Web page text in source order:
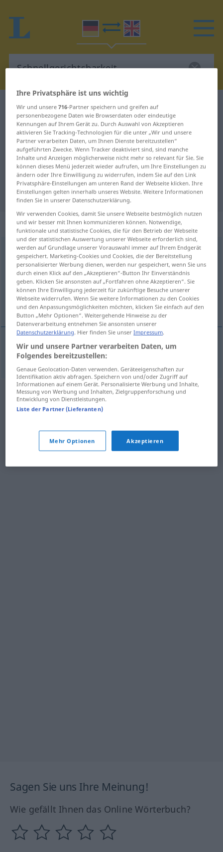
Deutsch-Englisch Wörterbuch
Schnellgerichtsbarkeit
Deutsch-Englisch Übersetzung für
"Schnellgerichtsbarkeit"
"Schnellgerichtsbarkeit" Englisch
Übersetzung
„Schnellgerichtsbarkeit“: Femininum
Schnellgerichtsbarkeitf
Übersicht aller Übersetzungen
(Für mehr Details die Übersetzung anklicken/antippen)
summary jurisdiction
summaryjurisdiction Schnellgerichtsbarkeit
Sagen Sie uns Ihre Meinung!
Wie gefällt Ihnen das Online Wörterbuch?
Ihre Privatsphäre ist uns wichtig
Wir und unsere716-Partner speichern und greifen auf
personenbezogene Daten wie Browserdaten oder eindeutige
Kennungen auf Ihrem Gerät zu. Durch Auswahl von Akzeptieren
aktivieren Sie Tracking-Technologien für die unter „Wir und unsere
Partner verarbeiten Daten, um Ihnen Dienste bereitzustellen“
aufgeführten Zwecke. Wenn Tracker deaktiviert sind, sind manche
Inhalte und Anzeigen möglicherweise nicht mehr so relevant für Sie. Sie
können dieses Menü jederzeit wieder aufrufen, um Ihre Einstellungen zu
ändern oder Ihre Einwilligung zu widerrufen, indem Sie auf den Link
Privatsphäre-Einstellungen am unteren Rand der Webseite klicken. Ihre
Einstellungen gelten innerhalb unseres Website. Weitere Informationen
finden Sie in unserer Datenschutzerklärung.
Wir verwenden Cookies, damit Sie unsere Webseite bestmöglich nutzen
und wir besser mit Ihnen kommunizieren können. Notwendige,
funktionale und statistische Cookies, die für den Betrieb der Webseite
und der statistischen Auswertung unserer Webseite erforderlich sind,
werden auf Grundlage unserer Vorauswahl immer auf Ihrem Endgerät
gespeichert. Marketing-Cookies und Cookies, die der Bereitstellung
personalisierter Werbung dienen, werden nur gespeichert, wenn Sie uns
durch einen Klick auf den „Akzeptieren“-Button Ihr Einverständnis
geben. Klicken Sie ansonsten auf „Fortfahren ohne Akzeptieren“. Sie
können Ihre Einwilligung jederzeit für zukünftige Besuche unserer
Webseite widerrufen. Wenn Sie weitere Informationen zu den Cookies
und den Anpassungsmöglichkeiten möchten, klicken Sie einfach auf den
Button „Mehr Optionen“. Weitergehende Hinweise zu der
Datenverarbeitung entnehmen Sie ansonsten unserer
Datenschutzerklärung. Hier finden Sie unserImpressum.
Wir und unsere Partner verarbeiten Daten, um
Folgendes bereitzustellen:
Genaue Geolocation-Daten verwenden. Geräteeigenschaften zur
Identifikation aktiv abfragen. Speichern von und/oder Zugriff auf
Informationen auf einem Gerät. Personalisierte Werbung und Inhalte,
Messung von Werbung und Inhalten, Zielgruppenforschung und
Entwicklung von Dienstleistungen.
Liste der Partner (Lieferanten)
Mehr Optionen Akzeptieren